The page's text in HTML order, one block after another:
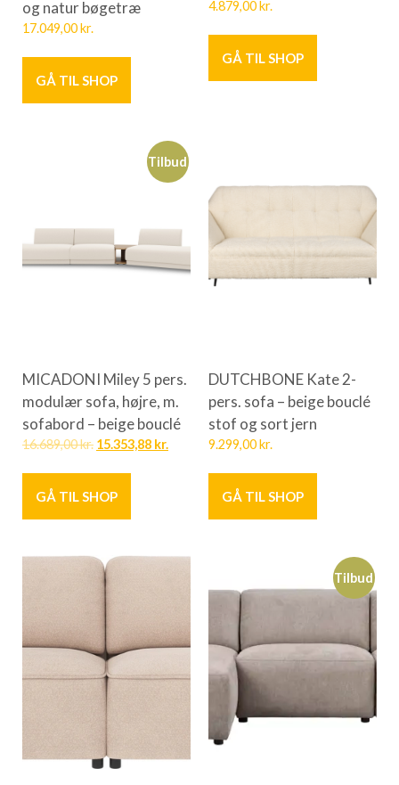
og natur bøgetræ
17.049,00kr.
GÅ TIL SHOP
4.879,00kr.
GÅ TIL SHOP
Tilbud
MICADONI Miley 5 pers.
modulær sofa, højre, m.
sofabord – beige bouclé
16.689,00kr. 15.353,88 kr.
GÅ TIL SHOP
DUTCHBONE Kate 2-
pers. sofa – beige bouclé
stof og sort jern
9.299,00kr.
GÅ TIL SHOP
Tilbud